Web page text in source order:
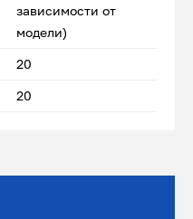
зависимости от
модели)
20
20